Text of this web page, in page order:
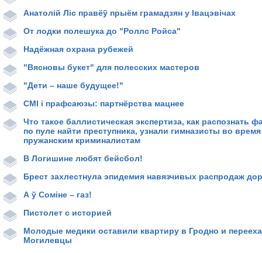
Анатолій Ліс правёў прыём грамадзян у Івацэвічах
От лодки полешука до "Роллс Ройса"
Надёжная охрана рубежей
"Вясновы букет" для полесских мастеров
"Дети – наше будущее!"
СМІ і прафсаюзы: партнёрства мацнее
Что такое баллистическая экспертиза, как распознать
по пуле найти преступника, узнали гимназисты во
пружанским криминалистам
В Логишине любят бейсбол!
Брест захлестнула эпидемия навязчивых распродаж
А ў Соміне – газ!
Пистолет с историей
Молодые медики оставили квартиру в Гродно и
Могилевцы